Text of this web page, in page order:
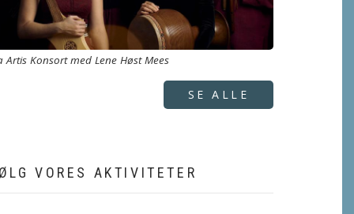
Artis Konsort med Lene Høst Mees
SE ALLE
VORES AKTIVITETER